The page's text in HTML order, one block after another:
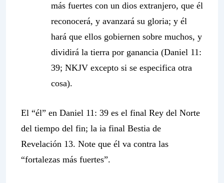
más fuertes con un dios extranjero, que él
reconocerá, y avanzará su gloria; y él
hará que ellos gobiernen sobre muchos, y
dividirá la tierra por ganancia (Daniel 11:
39; NKJV excepto si se especifica otra
cosa).
El “él” en Daniel 11: 39 es el final Rey del Norte
del tiempo del fin; la ia final Bestia de
Revelación 13. Note que él va contra las
“fortalezas más fuertes”.